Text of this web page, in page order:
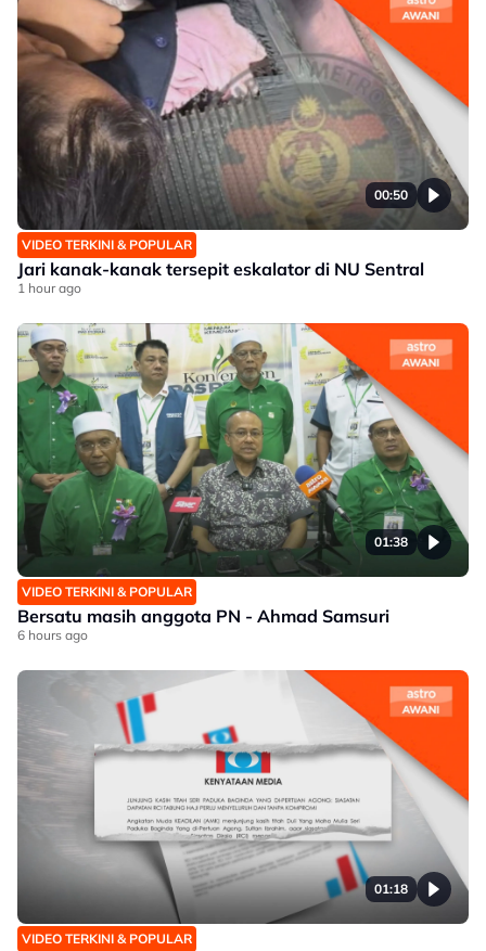
00:50
VIDEO TERKINI & POPULAR
Jari kanak-kanak tersepit eskalator di NU Sentral
1 hour ago
01:38
VIDEO TERKINI & POPULAR
Bersatu masih anggota PN - Ahmad Samsuri
6 hours ago
01:18
VIDEO TERKINI & POPULAR